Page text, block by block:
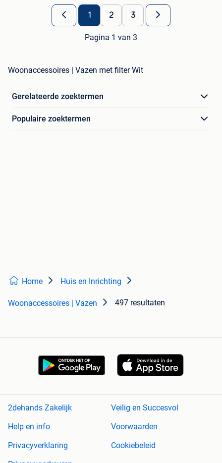
1 2 3
Pagina 1 van 3
Woonaccessoires | Vazen met filter Wit
Gerelateerde zoektermen
Populaire zoektermen
Home Huis en Inrichting
Woonaccessoires | Vazen 497 resultaten
2dehands Zakelijk
Veilig en Succesvol
Help en info
Voorwaarden
Privacyverklaring
Cookiebeleid